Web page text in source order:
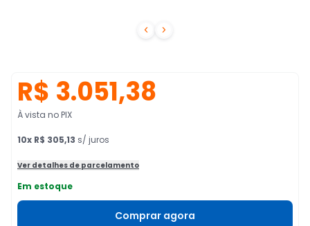
 
R$ 3.051,38
À vista no PIX
10x R$ 305,13 s/ juros
Ver detalhes de parcelamento
Em estoque
Comprar agora